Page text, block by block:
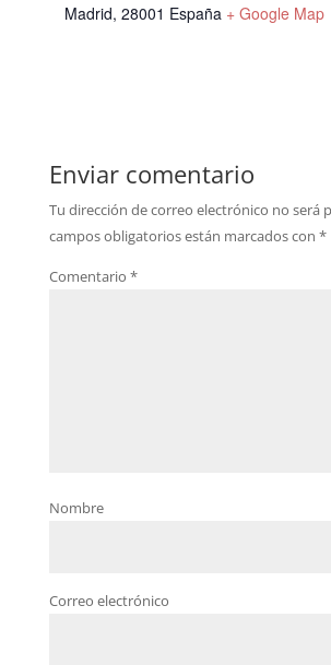
Madrid, 28001 España + Google Map
Enviar comentario
Tu dirección de correo electrónico no será
campos obligatorios están marcados con *
Comentario *
Nombre
Correo electrónico